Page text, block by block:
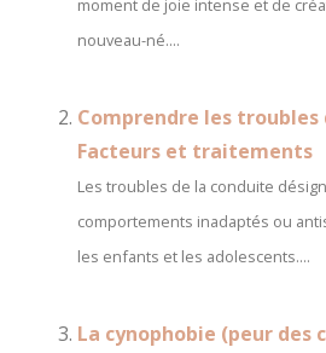
moment de joie intense et de
nouveau-né....
Comprendre les troubles
Facteurs et traitements
Les troubles de la conduite
comportements inadaptés ou
les enfants et les adolescents....
La cynophobie (peur des